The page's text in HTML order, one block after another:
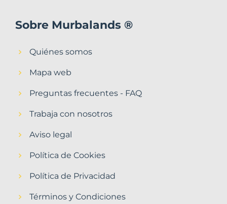
Sobre Murbalands ®
Quiénes somos
Mapa web
Preguntas frecuentes - FAQ
Trabaja con nosotros
Aviso legal
Política de Cookies
Política de Privacidad
Términos y Condiciones